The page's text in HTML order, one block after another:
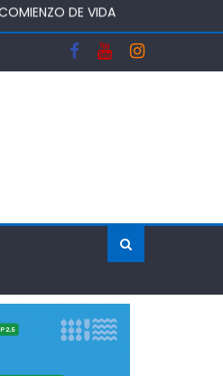
DE AGUA
AL SECTOR
OTRO CON